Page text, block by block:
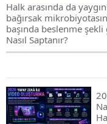
Halk arasında da
bağırsak
başında beslenme
Nasıl Saptanır?